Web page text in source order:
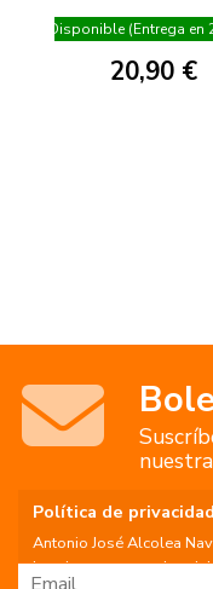
Disponible (Entrega en
20,90 €
Política de privacidad
Antonio José Alcolea
los datos personales